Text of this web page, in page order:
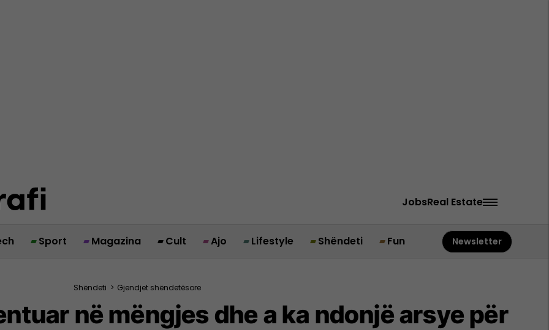
JobsReal Estate
Sport Magazina Cult Ajo Lifestyle Shëndeti Fun Newsletter
Shëndeti > Gjendjet shëndetësore
në mëngjes dhe a ka ndonjë arsye për